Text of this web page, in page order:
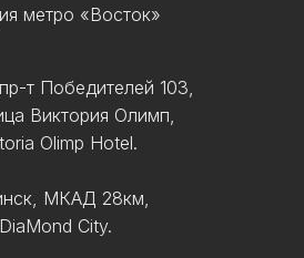
метро «Восток»
т Победителей 103,
Виктория Олимп,
Olimp Hotel.
МКАД 28км,
DiaMond City.